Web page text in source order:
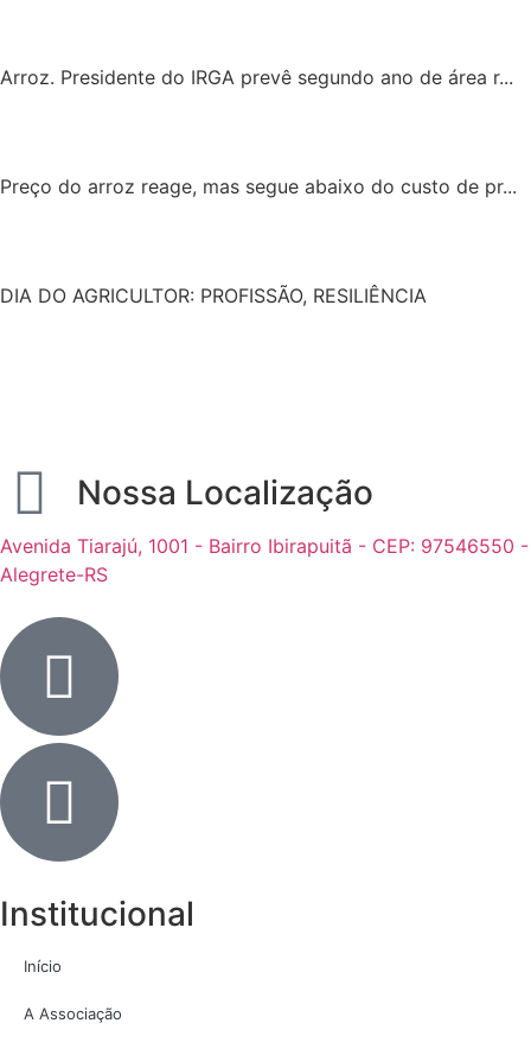
Arroz. Presidente do IRGA prevê segundo ano de área r...
Preço do arroz reage, mas segue abaixo do custo de pr...
DIA DO AGRICULTOR: PROFISSÃO, RESILIÊNCIA
Nossa Localização
Avenida Tiarajú, 1001 - Bairro Ibirapuitã - CEP: 97546550 -
Alegrete-RS
Institucional
Início
A Associação